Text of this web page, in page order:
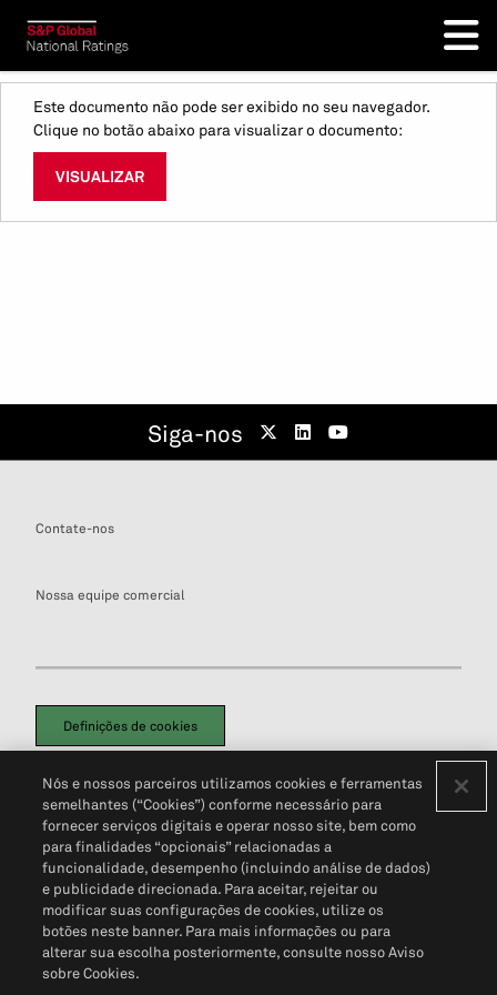
Este documento não pode ser exibido no seu navegador.
Clique no botão abaixo para visualizar o documento:
VISUALIZAR
Siga-nos
Contate-nos
Nossa equipe comercial
Definições de cookies
Política de PrivacidadePortal de privacidade do cliente (em inglês)
Não Venda Minhas Informações Pessoais© 2026 S&P Global
Nós e nossos parceiros utilizamos cookies e ferramentas
semelhantes (“Cookies”) conforme necessário para
fornecer serviços digitais e operar nosso site, bem como
para finalidades “opcionais” relacionadas a
funcionalidade, desempenho (incluindo análise de dados)
e publicidade direcionada. Para aceitar, rejeitar ou
modificar suas configurações de cookies, utilize os
botões neste banner. Para mais informações ou para
alterar sua escolha posteriormente, consulte nosso Aviso
sobre Cookies.